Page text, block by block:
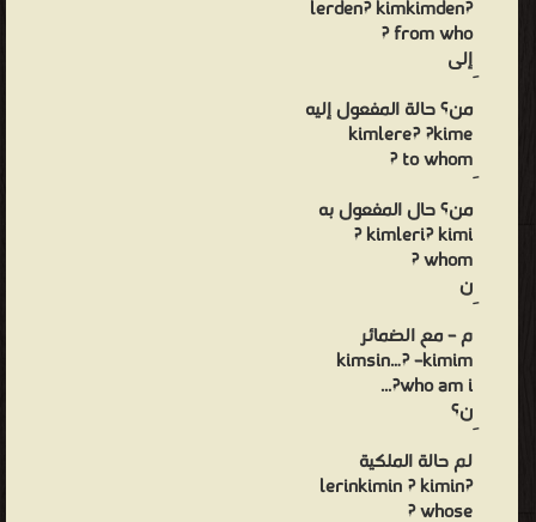
?lerden? kimkimden
from who ?
إلى
من؟ حالة المفعول إليه
kimlere? ?kime
to whom ?
من؟ حال المفعول به
kimleri? kimi ?
whom ?
ن
م – مع الضمائر
kimsin…? –kimim
who am i?...
ن؟
لم حالة الملكية
?lerinkimin ? kimin
whose ?